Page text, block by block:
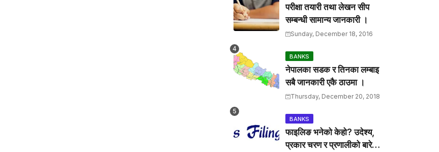
परीक्षा तयारी तथा लेखन सीप
सम्बन्धी सामान्य जानकारी ।
Sunday, December 18, 2016
BANKS
नेपालका सडक र तिनका लम्बाइ
सबै जानकारी एकै ठाउमा ।
Thursday, December 20, 2018
BANKS
फाइलिङ भनेको केहो? उदेश्य,
प्रकार चरण र प्रणालीको बारेमा